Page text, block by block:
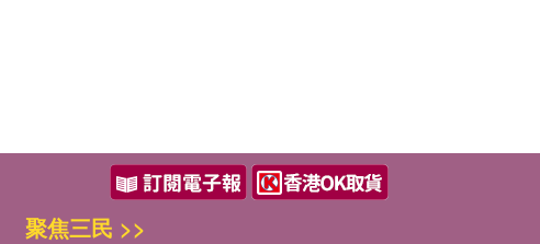
聚焦三民 >>